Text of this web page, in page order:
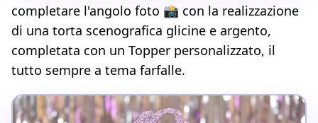
completare l'angolo foto 📸 con la realizzazione
di una torta scenografica glicine e argento,
completata con un Topper personalizzato, il
tutto sempre a tema farfalle.